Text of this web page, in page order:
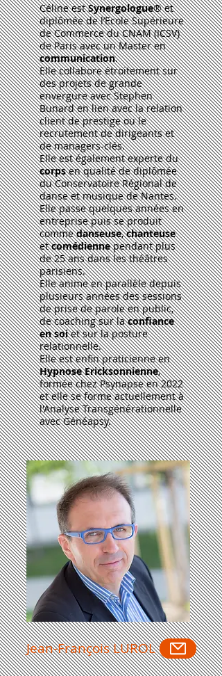
Céline estSynergologue® et
diplômée de l’Ecole Supérieure
de Commerce du CNAM (ICSV)
de Paris avec un Master en
communication.
Elle collabore étroitement sur
des projets de grande
envergure avec Stephen
Bunard en lien avec la relation
client de prestige ou le
recrutement de dirigeants et
de managers-clés.
Elle est également experte du
corpsen qualité de diplômée
du Conservatoire Régional de
danse et musique de Nantes.
Elle passe quelques années en
entreprise puis se produit
commedanseuse,chanteuse
etcomédiennependant plus
de 25 ans dans les théâtres
parisiens.
Elle anime en parallèle depuis
plusieurs années des sessions
de prise de parole en public,
de coaching sur laconfiance
en soiet sur la posture
relationnelle.
Elle est enfin praticienne en
Hypnose Ericksonnienne,
formée chez Psynapse en 2022
et elle se forme actuellement à
l'Analyse Transgénérationnelle
avec Généapsy.
Jean-François LUROL